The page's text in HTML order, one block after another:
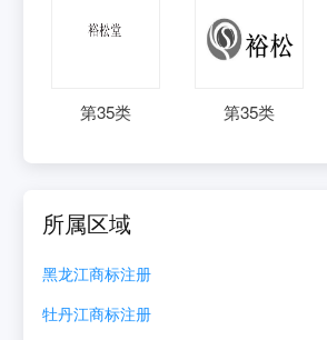
第35类 第35类
所属区域
黑龙江商标注册
牡丹江商标注册